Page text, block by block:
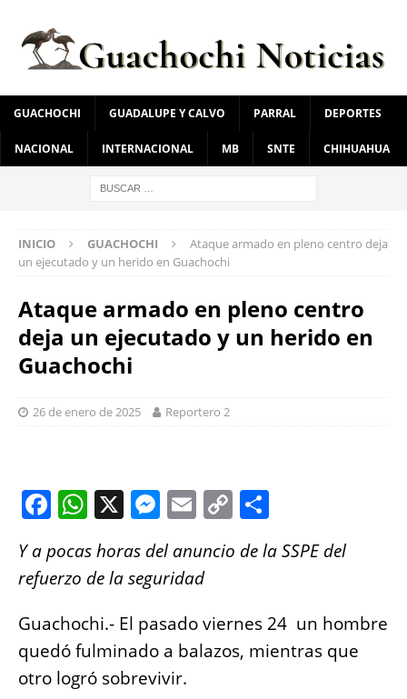
GUACHOCHI GUADALUPE Y CALVO PARRAL DEPORTES
NACIONAL INTERNACIONAL MB SNTE CHIHUAHUA
INICIO GUACHOCHI
Ataque armado en pleno centro deja
un ejecutado y un herido en Guachochi
Ataque armado en pleno centro
deja un ejecutado y un herido en
Guachochi
26 de enero de 2025 Reportero 2
F
c
e
b
o
o
W
h
at
s
A
p
p
X M
e
ss
e
n
g
er
E
ai
l
C
o
p
Li
n
a
Y a pocas horas del anuncio de la SSPE del
refuerzo de la seguridad
Guachochi.- El pasado viernes 24 un hombre
quedó fulminado a balazos, mientras que
otro logró sobrevivir.